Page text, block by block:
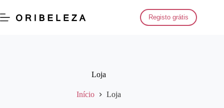
para
o
Registo grátis
Loja
Início Loja